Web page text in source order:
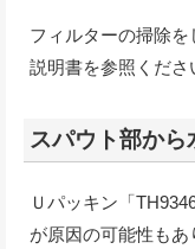
フィルターの掃除
説明書を参照くださ
スパウト部から
Ｕパッキン「
が原因の可能性も